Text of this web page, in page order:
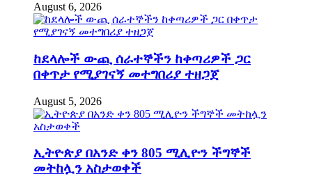
August 6, 2026
ከደላሎች ውጪ ሰራተኞችን ከቀጣሪዎች ጋር
በቀጥታ የሚያገናኝ መተግበሪያ ተዘጋጀ
August 5, 2026
ኢትዮጵያ በአንድ ቀን 805 ሚሊዮን ችግኞች
መትከሏን አስታወቀች